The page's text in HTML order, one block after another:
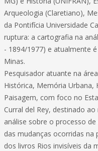
Arqueologia (Claretiano),
da Pontifícia Universidade
ruptura: a cartografia na
- 1894/1977) e atualmente
Minas.
Pesquisador atuante na
Histórica, Memória Urbana,
Paisagem, com foco no
Curral del Rey, destinado
análise sobre o processo
das mudanças ocorridas na
dos livros Rios invisíveis da